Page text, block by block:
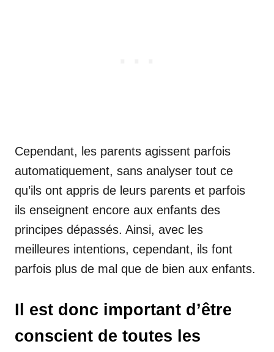
Cependant, les parents agissent parfois
automatiquement, sans analyser tout ce
qu’ils ont appris de leurs parents et parfois
ils enseignent encore aux enfants des
principes dépassés. Ainsi, avec les
meilleures intentions, cependant, ils font
parfois plus de mal que de bien aux enfants.
Il est donc important d’être
conscient de toutes les